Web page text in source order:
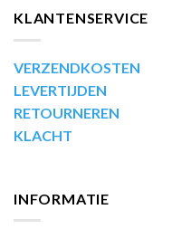
KLANTENSERVICE
VERZENDKOSTEN
LEVERTIJDEN
RETOURNEREN
KLACHT
INFORMATIE